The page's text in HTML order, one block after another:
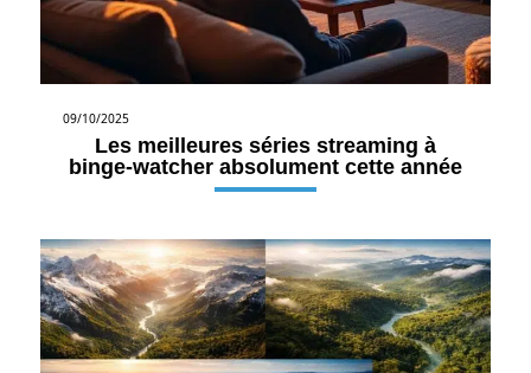
09/10/2025
Les meilleures séries streaming à
binge-watcher absolument cette année